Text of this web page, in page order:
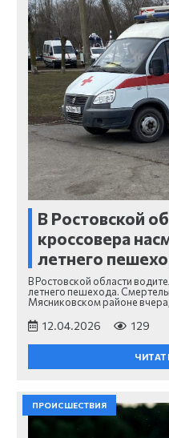
В Ростовской
кроссовера
летнего
В Ростовской области
летнего пешехода.
Мясниковском районе
12.04.2026 129
ПРОИСШЕСТВИЯ